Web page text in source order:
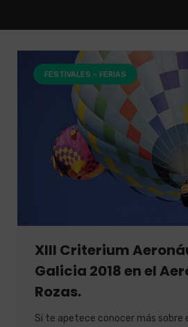
FESTIVALES - FERIAS
XIII Criterium
Galicia 2018 en el
Rozas.
Si te apetece conocer más sobre